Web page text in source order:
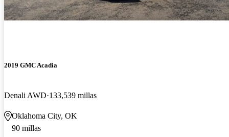
2019 GMC Acadia
Denali AWD 133,539 millas
Oklahoma City, OK
90 millas